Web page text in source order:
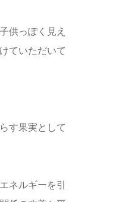
供っぽく見え
ていただいて
す果実として
ネルギーを引